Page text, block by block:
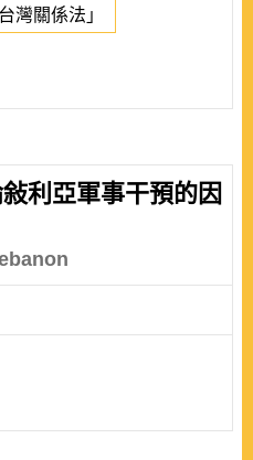
台灣關係法」
利亞軍事干預的因